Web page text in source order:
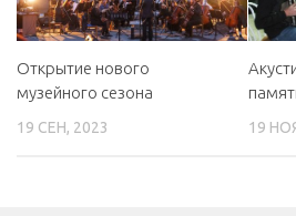
Открытие нового
музейного сезона
19 СЕН, 2023 19